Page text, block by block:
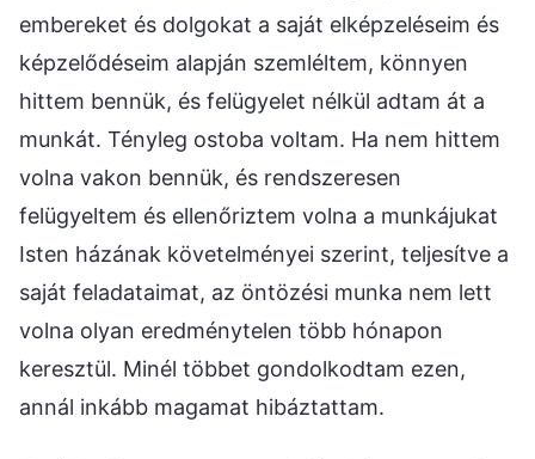
embereket és dolgokat a saját elképzeléseim és
képzelődéseim alapján szemléltem, könnyen
hittem bennük, és felügyelet nélkül adtam át a
munkát. Tényleg ostoba voltam. Ha nem hittem
volna vakon bennük, és rendszeresen
felügyeltem és ellenőriztem volna a munkájukat
Isten házának követelményei szerint, teljesítve a
saját feladataimat, az öntözési munka nem lett
volna olyan eredménytelen több hónapon
keresztül. Minél többet gondolkodtam ezen,
annál inkább magamat hibáztattam.